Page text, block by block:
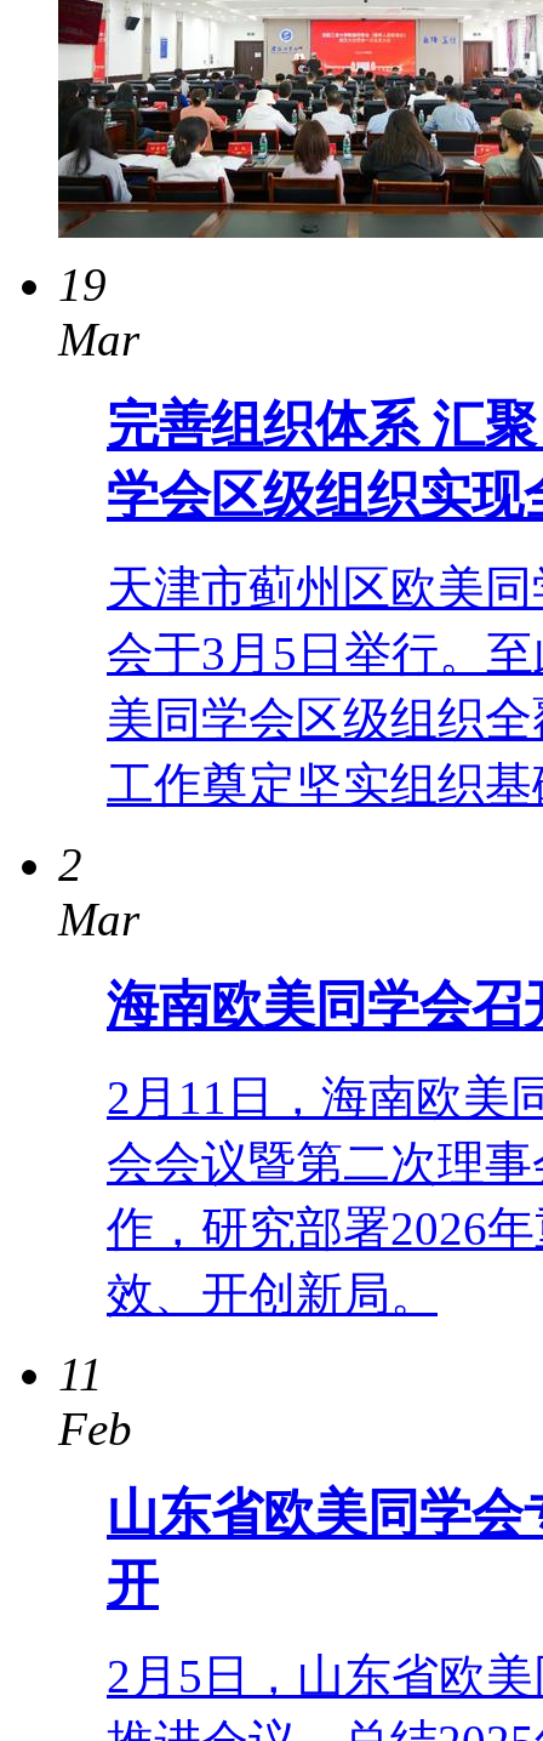
19
Mar
完善组织体系 汇
学会区级组织实现
天津市蓟州区欧美
会于3月5日举行。
美同学会区级组织
工作奠定坚实组织
2
Mar
海南欧美同学会
2月11日，海南欧美
会会议暨第二次理
作，研究部署2026
效、开创新局。
11
Feb
山东省欧美同学
开
2月5日，山东省欧